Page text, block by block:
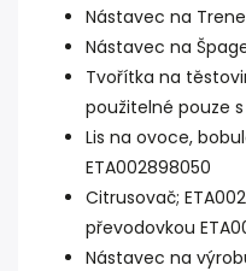
Nástavec na
Nástavec na
Tvořítka na
použitelné pouze s
Lis na ovoce,
ETA002898050
Citrusovač;
převodovkou
Nástavec na